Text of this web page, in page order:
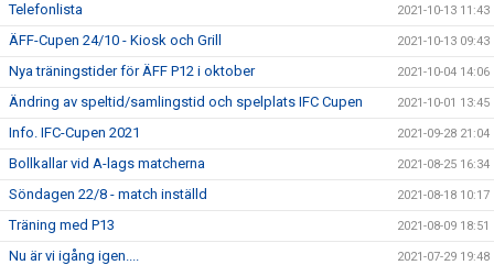
Telefonlista 2021-10-13 11:43
ÄFF-Cupen 24/10 - Kiosk och Grill 2021-10-13 09:43
Nya träningstider för ÄFF P12 i oktober 2021-10-04 14:06
Ändring av speltid/samlingstid och spelplats IFC Cupen 2021-10-01 13:45
Info. IFC-Cupen 2021 2021-09-28 21:04
Bollkallar vid A-lags matcherna 2021-08-25 16:34
Söndagen 22/8 - match inställd 2021-08-18 10:17
Träning med P13 2021-08-09 18:51
Nu är vi igång igen.... 2021-07-29 19:48